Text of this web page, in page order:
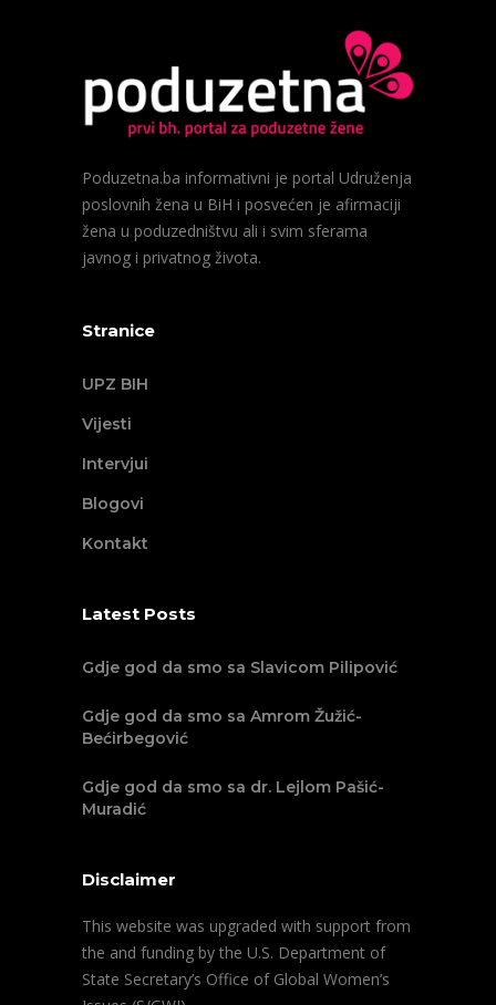
Poduzetna.ba informativni je portal Udruženja
poslovnih žena u BiH i posvećen je afirmaciji
žena u poduzedništvu ali i svim sferama
javnog i privatnog života.
Stranice
UPZ BIH
Vijesti
Intervjui
Blogovi
Kontakt
Latest Posts
Gdje god da smo sa Slavicom Pilipović
Gdje god da smo sa Amrom Žužić-
Bećirbegović
Gdje god da smo sa dr. Lejlom Pašić-
Muradić
Disclaimer
This website was upgraded with support from
the and funding by the U.S. Department of
State Secretary’s Office of Global Women’s